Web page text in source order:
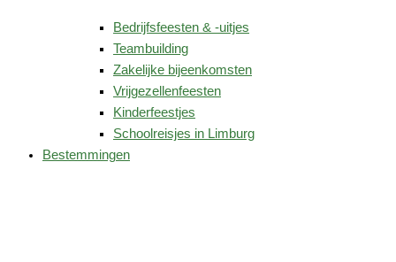
Bedrijfsfeesten & -uitjes
Teambuilding
Zakelijke bijeenkomsten
Vrijgezellenfeesten
Kinderfeestjes
Schoolreisjes in Limburg
Bestemmingen